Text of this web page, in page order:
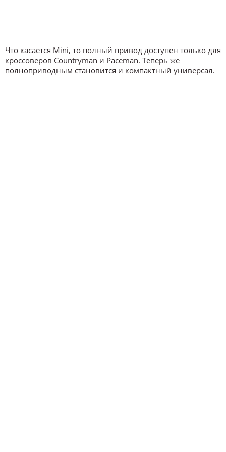
Что касается Mini, то полный привод доступен только для
кроссоверов Countryman и Paceman. Теперь же
полноприводным становится и компактный универсал.